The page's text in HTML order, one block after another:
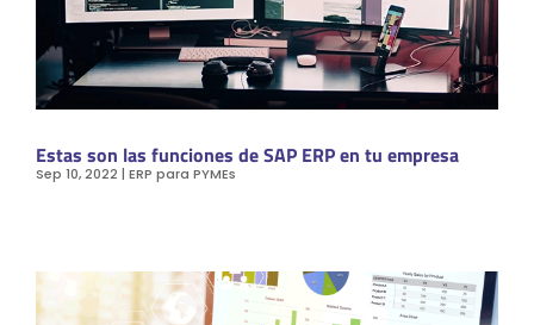
Estas son las funciones de SAP ERP en tu empresa
Sep 10, 2022 |ERP para PYMEs